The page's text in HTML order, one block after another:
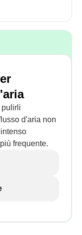
pulirli
d'aria non
frequente.